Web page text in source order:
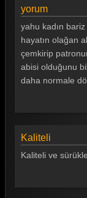
yorum
yahu kadın
hayatın olağan
çemkirip
abisi olduğunu
daha normale
Kaliteli
Kaliteli ve